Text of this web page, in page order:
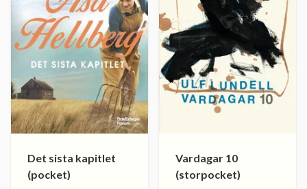
Det sista kapitlet
(pocket)
Vardagar 10
(storpocket)